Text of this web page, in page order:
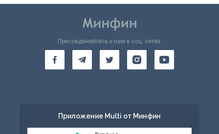
Присоединяйтесь к нам в соц. сетях:
Приложение Multi от Минфин